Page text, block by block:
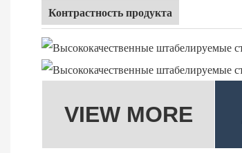
Контрастность продукта
VIEW MORE